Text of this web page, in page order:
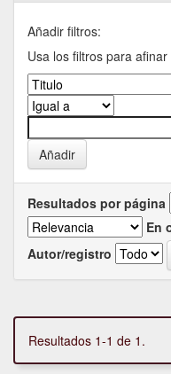
Añadir filtros:
Usa los filtros para
Resultados por página
En
Autor/registro
Resultados 1-1 de 1.